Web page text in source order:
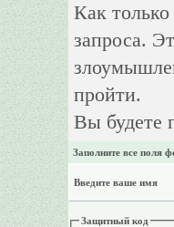
Как
запроса.
пройти.
Вы будете
Заполните все поля
Введите ваше имя
Защитный код